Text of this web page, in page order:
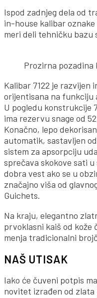
Ispod zadnjeg dela od
in-house kalibar
meri deli tehničku bazu
Prozirna pozadina
Kalibar 7122 je razvijen
orijentisana na funkciju
U pogledu konstrukcije
ima rezervu snage od
Konačno, lepo
automatik, sastavljen
sistem za apsorpciju
sprečava skokove sati
dobra vest ako se u
značajno viša od
Guichets.
Na kraju, elegantno
prvoklasni kaiš od kože
menja tradicionalni
NAŠ UTISAK
Iako će čuveni potpis
novitet izrađen od